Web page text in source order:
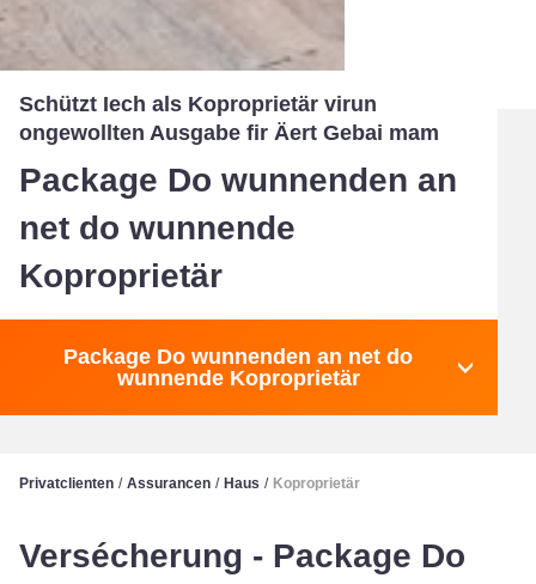
Schützt Iech als Koproprietär virun
ongewollten Ausgabe fir Äert Gebai mam
Package Do wunnenden an
net do wunnende
Koproprietär
Package Do wunnenden an net do
wunnende Koproprietär
Privatclienten / Assurancen / Haus / Koproprietär
Versécherung - Package Do